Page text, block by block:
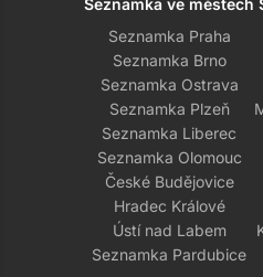
Seznamka ve městech
Seznamka Praha
Seznamka Brno
Seznamka Ostrava
Seznamka Plzeň
Seznamka Liberec
Seznamka Olomouc
České Budějovice
Hradec Králové
Ústí nad Labem
Seznamka Pardubice